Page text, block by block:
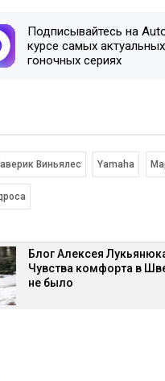
Подписывайтесь на
курсе самых
гоночных сериях
Виньялес Yamaha
Блог Алексея
Чувства комфорта в
не было